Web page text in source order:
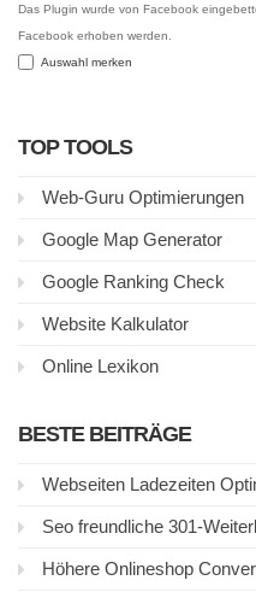
Das Plugin wurde von Facebook
Facebook erhoben werden.
Auswahl merken
TOP TOOLS
Web-Guru Optimierungen
Google Map Generator
Google Ranking Check
Website Kalkulator
Online Lexikon
BESTE BEITRÄGE
Webseiten Ladezeiten
Seo freundliche 301-
Höhere Onlineshop